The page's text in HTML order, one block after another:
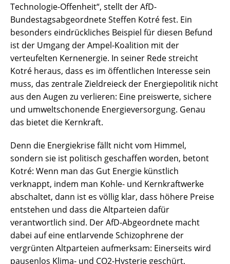
Technologie-Offenheit“, stellt der AfD-
Bundestagsabgeordnete Steffen Kotré fest. Ein
besonders eindrückliches Beispiel für diesen Befund
ist der Umgang der Ampel-Koalition mit der
verteufelten Kernenergie. In seiner Rede streicht
Kotré heraus, dass es im öffentlichen Interesse sein
muss, das zentrale Zieldreieck der Energiepolitik nicht
aus den Augen zu verlieren: Eine preiswerte, sichere
und umweltschonende Energieversorgung. Genau
das bietet die Kernkraft.
Denn die Energiekrise fällt nicht vom Himmel,
sondern sie ist politisch geschaffen worden, betont
Kotré: Wenn man das Gut Energie künstlich
verknappt, indem man Kohle- und Kernkraftwerke
abschaltet, dann ist es völlig klar, dass höhere Preise
entstehen und dass die Altparteien dafür
verantwortlich sind. Der AfD-Abgeordnete macht
dabei auf eine entlarvende Schizophrene der
vergrünten Altparteien aufmerksam: Einerseits wird
pausenlos Klima- und CO2-Hysterie geschürt,